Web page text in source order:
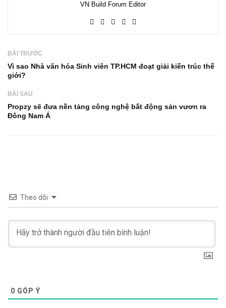
VN Build Forum Editor
BÀI TRƯỚC
Vì sao Nhà văn hóa Sinh viên TP.HCM đoạt giải kiến trúc thế
giới?
BÀI SAU
Propzy sẽ đưa nền tảng công nghệ bất động sản vươn ra
Đông Nam Á
Theo dõi
0 GÓP Ý